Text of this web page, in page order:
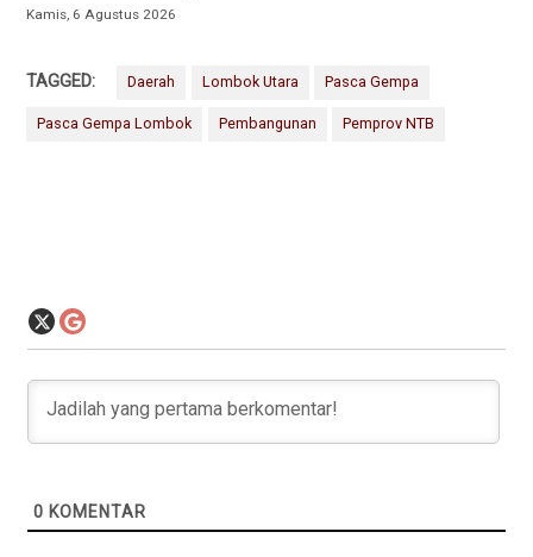
Kamis, 6 Agustus 2026
TAGGED: Daerah Lombok Utara Pasca Gempa
Pasca Gempa Lombok Pembangunan Pemprov NTB
0 KOMENTAR